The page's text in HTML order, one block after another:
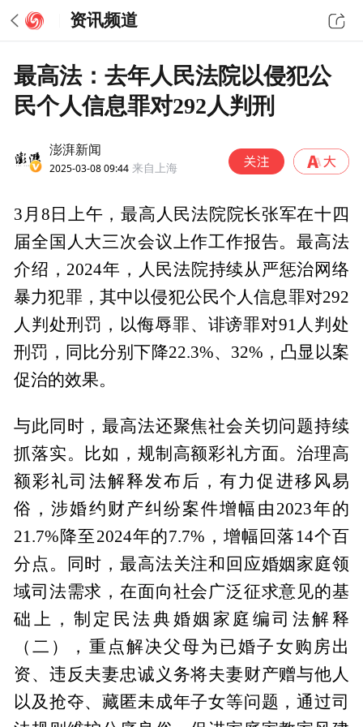
资讯频道
最高法：去年人民法院以侵犯公
民个人信息罪对292人判刑
澎湃新闻
2025-03-08 09:44 来自上海
3月8日上午，最高人民法院院长张军在十四
届全国人大三次会议上作工作报告。最高法
介绍，2024年，人民法院持续从严惩治网络
暴力犯罪，其中以侵犯公民个人信息罪对292
人判处刑罚，以侮辱罪、诽谤罪对91人判处
刑罚，同比分别下降22.3%、32%，凸显以案
促治的效果。
与此同时，最高法还聚焦社会关切问题持续
抓落实。比如，规制高额彩礼方面。治理高
额彩礼司法解释发布后，有力促进移风易
俗，涉婚约财产纠纷案件增幅由2023年的
21.7%降至2024年的7.7%，增幅回落14个百
分点。同时，最高法关注和回应婚姻家庭领
域司法需求，在面向社会广泛征求意见的基
础上，制定民法典婚姻家庭编司法解释
（二），重点解决父母为已婚子女购房出
资、违反夫妻忠诚义务将夫妻财产赠与他人
以及抢夺、藏匿未成年子女等问题，通过司